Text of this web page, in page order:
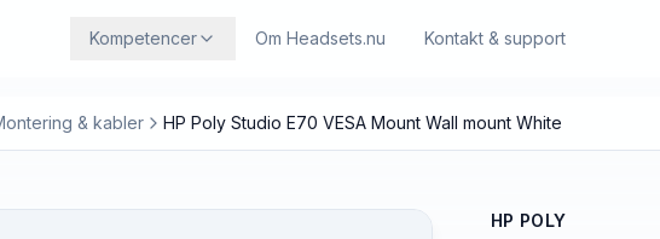
Kompetencer Om Headsets.nu Kontakt & support
& kabler HP Poly Studio E70 VESA Mount Wall mount White
HP POLY